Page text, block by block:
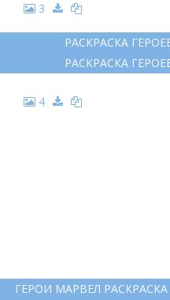
3
РАСКРАСКА
РАСКРАСКА
4
ГЕРОИ МАРВЕЛ